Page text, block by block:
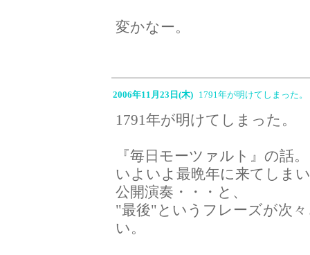
変かなー。
2006年11月23日(木) 1791年が明けてしまった。
1791年が明けてしまった。
『毎日モーツァルト』の話。
いよいよ最晩年に来てしま
公開演奏・・・と、
"最後"というフレーズが次
い。